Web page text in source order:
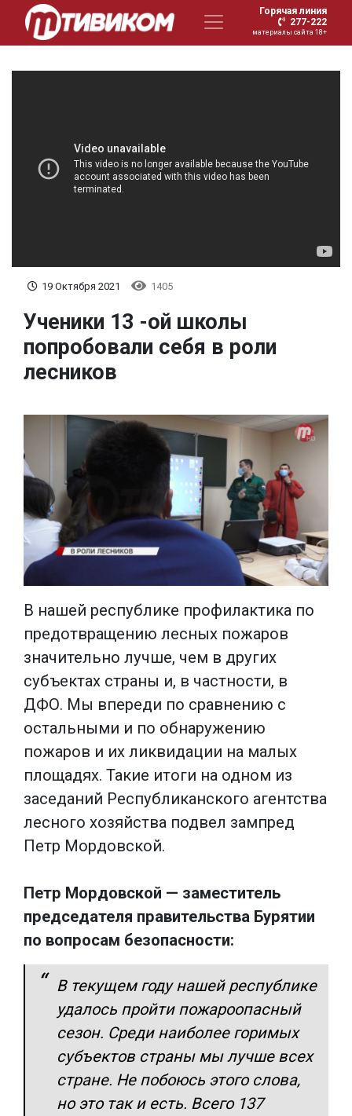
Горячая линия
277-222
материалы сайта 18+
19 Октября 2021 1405
Ученики 13 -ой школы
попробовали себя в роли
лесников
В нашей республике профилактика по
предотвращению лесных пожаров
значительно лучше, чем в других
субъектах страны и, в частности, в
ДФО. Мы впереди по сравнению с
остальными и по обнаружению
пожаров и их ликвидации на малых
площадях. Такие итоги на одном из
заседаний Республиканского агентства
лесного хозяйства подвел зампред
Петр Мордовской.
Петр Мордовской — заместитель
председателя правительства Бурятии
по вопросам безопасности:
В текущем году нашей республике
удалось пройти пожароопасный
сезон. Среди наиболее горимых
субъектов страны мы лучше всех
стране. Не побоюсь этого слова,
но это так и есть. Всего 137